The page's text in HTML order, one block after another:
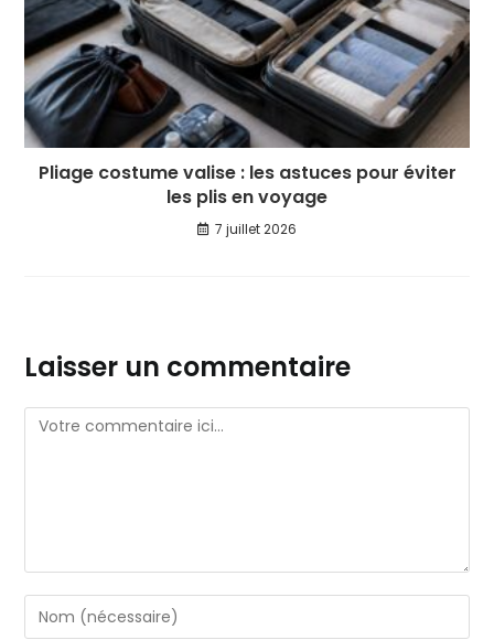
Pliage costume valise : les astuces pour éviter
les plis en voyage
7 juillet 2026
Laisser un commentaire
Comment
Enter
your